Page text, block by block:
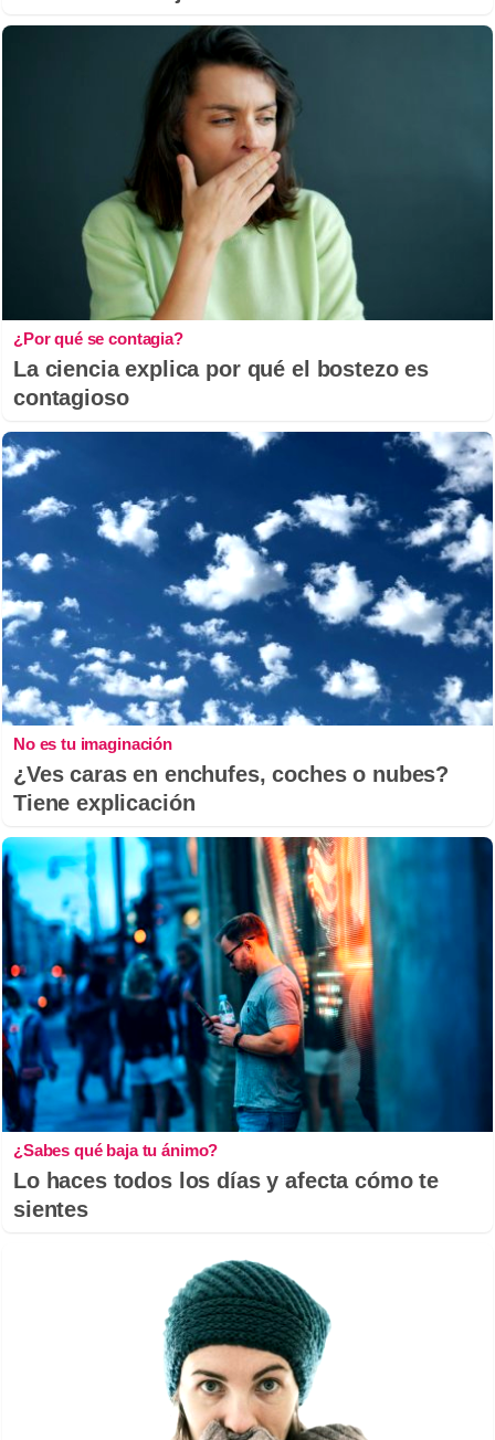
¿Por qué se contagia?
La ciencia explica por qué el bostezo es
contagioso
No es tu imaginación
¿Ves caras en enchufes, coches o nubes?
Tiene explicación
¿Sabes qué baja tu ánimo?
Lo haces todos los días y afecta cómo te
sientes